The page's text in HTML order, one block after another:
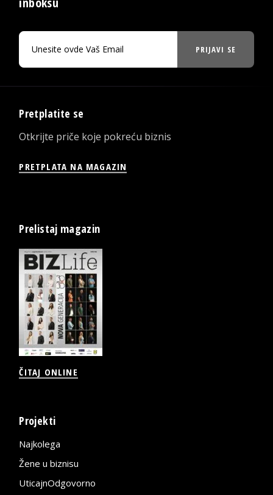
PRIJAVI SE
Pretplatite se
Otkrijte priče koje pokreću biznis
PRETPLATA NA MAGAZIN
Prelistaj magazin
ČITAJ ONLINE
Projekti
Najkolega
Žene u biznisu
UticajnOdgovorno